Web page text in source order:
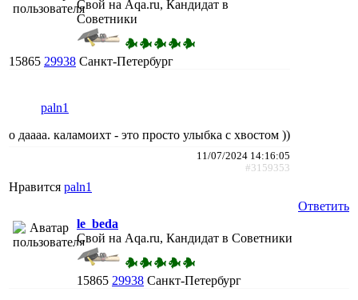
Свой на Aqa.ru, Кандидат в
Советники
15865 29938 Санкт-Петербург
paln1
о даааа. каламоихт - это просто улыбка с хвостом ))
11/07/2024 14:16:05
#3159353
Нравится paln1
Ответить
le_beda
Свой на Aqa.ru, Кандидат в Советники
15865 29938 Санкт-Петербург